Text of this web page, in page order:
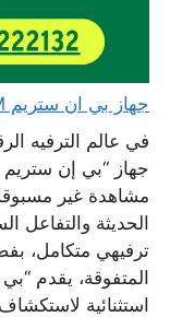
جهاز بي ان ستريم beIN STREAM الكويت مع اشتراك
في عالم الترفيه
جهاز “بي إن ستريم
مشاهدة غير
الحديثة والتفاعل
ترفيهي متكامل،
المتفوقة، يقدم
استثنائية